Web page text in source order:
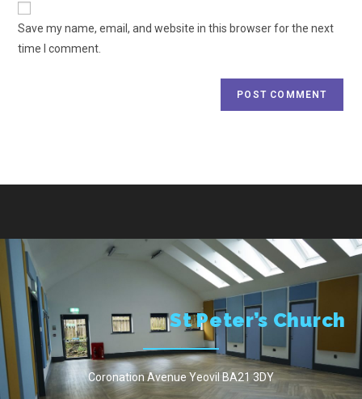
Save my name, email, and website in this browser for the next
time I comment.
St Peter’s Church
Coronation Avenue Yeovil BA21 3DY